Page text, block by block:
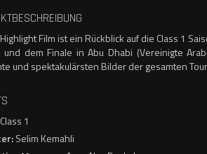
Film ist ein Rückblick auf die Class 1
und dem Finale in Abu Dhabi (Vereinigte
und spektakulärsten Bilder der gesamten
Class 1
Selim Kemahli